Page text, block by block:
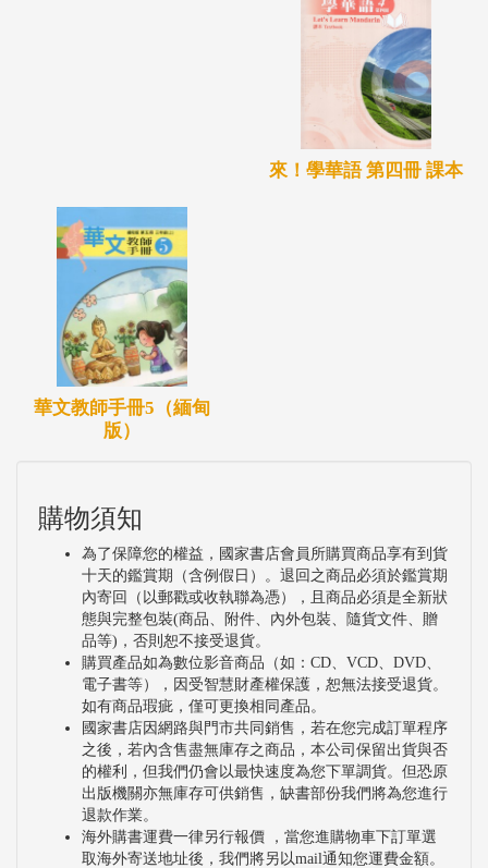
來！學華語 第四冊 課本
華文教師手冊5（緬甸
版）
購物須知
為了保障您的權益，國家書店會員所購買商品享有到貨
十天的鑑賞期（含例假日）。退回之商品必須於鑑賞期
內寄回（以郵戳或收執聯為憑），且商品必須是全新狀
態與完整包裝(商品、附件、內外包裝、隨貨文件、贈
品等)，否則恕不接受退貨。
購買產品如為數位影音商品（如：CD、VCD、DVD、
電子書等），因受智慧財產權保護，恕無法接受退貨。
如有商品瑕疵，僅可更換相同產品。
國家書店因網路與門市共同銷售，若在您完成訂單程序
之後，若內含售盡無庫存之商品，本公司保留出貨與否
的權利，但我們仍會以最快速度為您下單調貨。但恐原
出版機關亦無庫存可供銷售，缺書部份我們將為您進行
退款作業。
海外購書運費一律另行報價 ，當您進購物車下訂單選
取海外寄送地址後，我們將另以mail通知您運費金額。